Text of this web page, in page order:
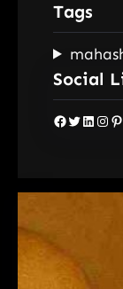
Tags
Social
Facebook Twitter LinkedIn Instagram Pinterest